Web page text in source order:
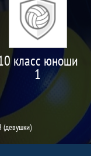
класс юноши
1
(девушки)